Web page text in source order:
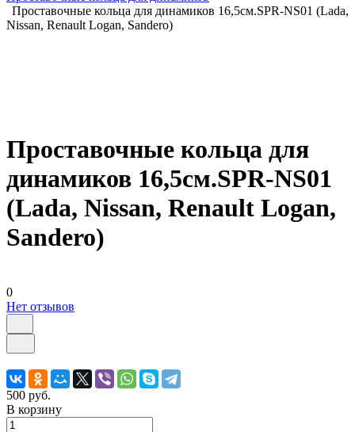
Проставочные кольца для динамиков 16,5см.SPR-NS01 (Lada,
Nissan, Renault Logan, Sandero)
Проставочные кольца для
динамиков 16,5см.SPR-NS01
(Lada, Nissan, Renault Logan,
Sandero)
0
Нет отзывов
500 руб.
В корзину